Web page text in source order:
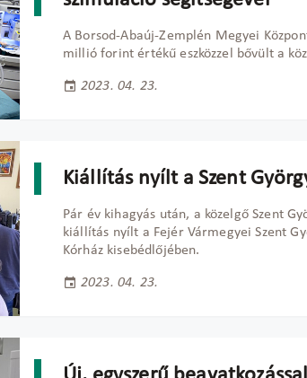
A Borsod-Abaúj-Zemplén Megyei
millió forint értékű eszközzel bővült a
2023. 04. 23.
Kiállítás nyílt a Szent
Pár év kihagyás után, a közelgő Szent
kiállítás nyílt a Fejér Vármegyei Szent
Kórház kisebédlőjében.
2023. 04. 23.